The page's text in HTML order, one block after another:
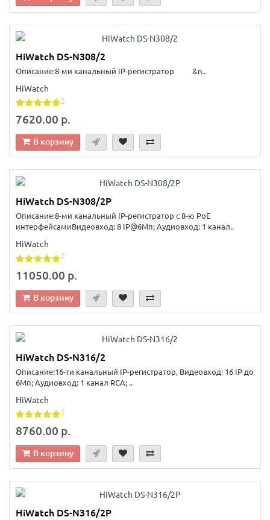
HiWatch DS-N308/2
Описание:8-ми канальный IP-регистратор &n..
HiWatch
1
7620.00 р.
В корзину
HiWatch DS-N308/2Р
Описание:8-ми канальный IP-регистратор c 8-ю PoE
интерфейсамиВидеовход: 8 IP@6Мп; Аудиовход: 1 канал..
HiWatch
1
11050.00 р.
В корзину
HiWatch DS-N316/2
Описание:16-ти канальный IP-регистратор, Видеовход: 16 IP до
6Мп; Аудиовход: 1 канал RCA; ..
HiWatch
1
8760.00 р.
В корзину
HiWatch DS-N316/2Р